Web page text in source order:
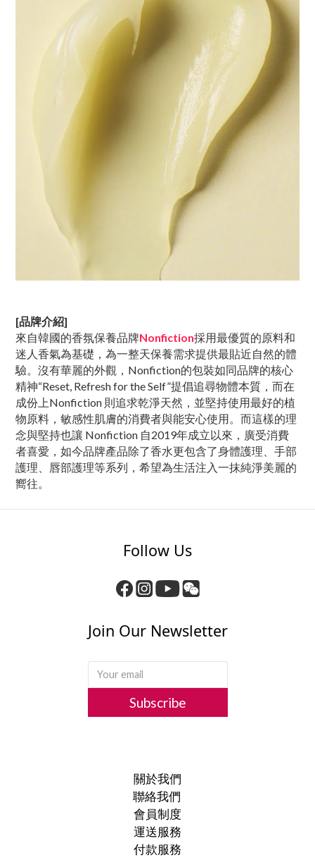
[品牌介紹]
來自韓國的香氛保養品牌Nonfiction採用最優質的原料和
迷人香氣為基礎，為一整天保養需求提供最貼近自然的體
驗。沒有華麗的外觀，Nonfiction的包裝如同品牌的核心
精神“Reset, Refresh for the Self”提倡追尋物體本質，而在
成份上Nonfiction 則追求乾淨天然，並堅持使用最好的植
物原料，敏感性肌膚的消費者與能安心使用。而這樣的理
念與堅持也讓 Nonfiction 自2019年成立以來，廣受消費
者喜愛，如今品牌產品除了香水更包含了身體護理、手部
護理、唇部護理等系列，希望為生活注入一抹純淨美麗的
嚮往。
Follow Us
Join Our Newsletter
Subscribe
關於我們
聯絡我們
會員制度
運送服務
付款服務